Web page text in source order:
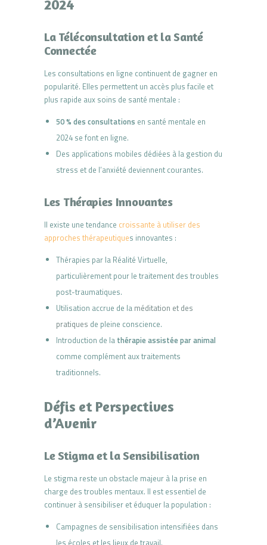
2024
La Téléconsultation et la Santé
Connectée
Les consultations en ligne continuent de gagner en
popularité. Elles permettent un accès plus facile et
plus rapide aux soins de santé mentale :
50 % des consultations en santé mentale en
2024 se font en ligne.
Des applications mobiles dédiées à la gestion du
stress et de l’anxiété deviennent courantes.
Les Thérapies Innovantes
Il existe une tendance croissante à utiliser des
approches thérapeutiques innovantes :
Thérapies par la Réalité Virtuelle,
particulièrement pour le traitement des troubles
post-traumatiques.
Utilisation accrue de la méditation et des
pratiques de pleine conscience.
Introduction de la thérapie assistée par animal
comme complément aux traitements
traditionnels.
Défis et Perspectives
d’Avenir
Le Stigma et la Sensibilisation
Le stigma reste un obstacle majeur à la prise en
charge des troubles mentaux. Il est essentiel de
continuer à sensibiliser et éduquer la population :
Campagnes de sensibilisation intensifiées dans
les écoles et les lieux de travail.